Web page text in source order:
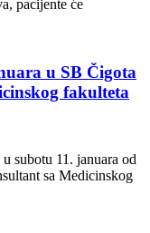
pacijente će
u SB Čigota
fakulteta
subotu 11. januara od
sa Medicinskog